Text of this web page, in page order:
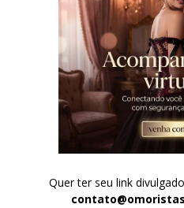
Quer ter seu link